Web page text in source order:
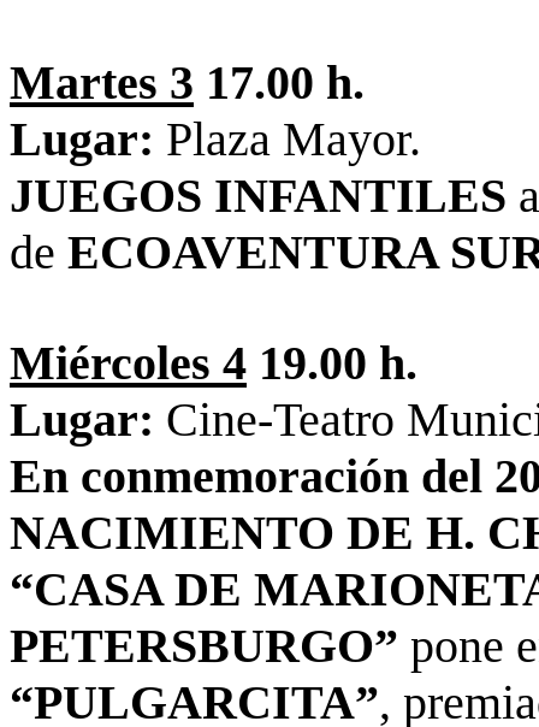
Martes 3 17.00 h.
Lugar: Plaza Mayor.
JUEGOS INFANTILES
de ECOAVENTURA
Miércoles 4 19.00 h.
Lugar: Cine-Teatro
En conmemoración del
NACIMIENTO DE H.
“CASA DE
PETERSBURGO” pone
“PULGARCITA”,